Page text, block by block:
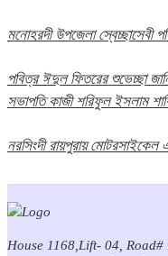
মনোহরদী উপজেলা স্বেচ্ছাসেবী
পবিত্র ঈদুল ফিতরের শুভেচ্ছা
সভাপতি কাজী শরিফুল ইসলাম
নরসিংদী রায়পুরায়
House 1168,Lift- 04,